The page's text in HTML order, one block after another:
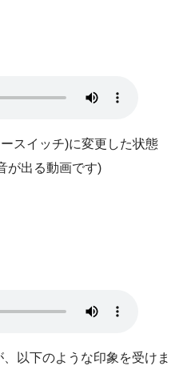
スイッチ)に変更した状態
が出る動画です)
以下のような印象を受けま